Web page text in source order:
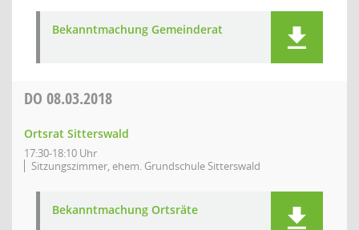
Bekanntmachung Gemeinderat
DO 08.03.2018
Ortsrat Sitterswald
17:30-18:10 Uhr
Sitzungszimmer, ehem. Grundschule Sitterswald
Bekanntmachung Ortsräte